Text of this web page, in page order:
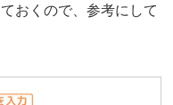
おくので、参考にして